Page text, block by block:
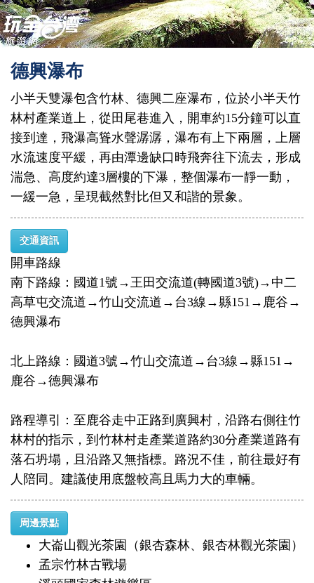
德興瀑布
小半天雙瀑包含竹林、德興二座瀑布，位於小半天竹
林村產業道上，從田尾巷進入，開車約15分鐘可以直
接到達，飛瀑高聳水聲潺潺，瀑布有上下兩層，上層
水流速度平緩，再由潭邊缺口時飛奔往下流去，形成
湍急、高度約達3層樓的下瀑，整個瀑布一靜一動，
一緩一急，呈現截然對比但又和諧的景象。
交通資訊
開車路線
南下路線：國道1號→王田交流道(轉國道3號)→中二
高草屯交流道→竹山交流道→台3線→縣151→鹿谷→
德興瀑布
北上路線：國道3號→竹山交流道→台3線→縣151→
鹿谷→德興瀑布
路程導引：至鹿谷走中正路到廣興村，沿路右側往竹
林村的指示，到竹林村走產業道路約30分產業道路有
落石坍塌，且沿路又無指標。路況不佳，前往最好有
人陪同。建議使用底盤較高且馬力大的車輛。
周邊景點
大崙山觀光茶園（銀杏森林、銀杏林觀光茶園）
孟宗竹林古戰場